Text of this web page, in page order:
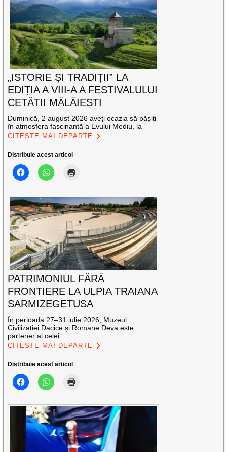
„ISTORIE ȘI TRADIȚII” LA
EDIȚIA A VIII-A A FESTIVALULUI
CETĂȚII MĂLĂIEȘTI
Duminică, 2 august 2026 aveți ocazia să pășiți
în atmosfera fascinantă a Evului Mediu, la
CITEȘTE MAI DEPARTE
Distribuie acest articol
PATRIMONIUL FĂRĂ
FRONTIERE LA ULPIA TRAIANA
SARMIZEGETUSA
În perioada 27–31 iulie 2026, Muzeul
Civilizației Dacice și Romane Deva este
partener al celei
CITEȘTE MAI DEPARTE
Distribuie acest articol